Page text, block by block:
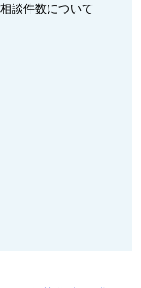
談件数について